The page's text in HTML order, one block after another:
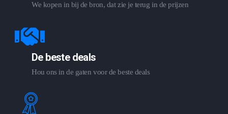
We kopen in bij de bron, dat zie je terug in de prijzen
De beste deals
Hou ons in de gaten voor de beste deals